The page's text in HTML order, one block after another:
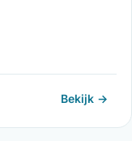
Bekijk →